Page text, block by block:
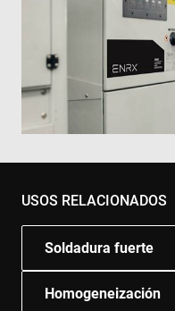
USOS RELACIONADOS
Soldadura fuerte
Homogeneización